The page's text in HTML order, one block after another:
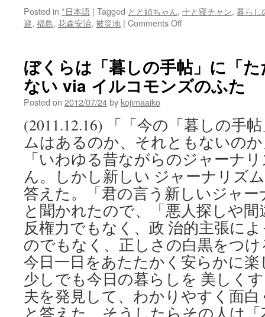
Posted in *日本語 | Tagged とと姉ちゃん, 十と寝チャン, 暮らし
避, 福島, 花森安治, 被災地 | Comments Offon
姉
ち
ゃ
ん』
戦
メ
ッ
セ
ー
ジ
封
印
の
一
方
で
モ
デ
ル
「暮
し
ぼくらは「暮しの手帖」に「
ない via イルコモンズのふた
Posted on 2012/07/24by kojimaaiko
(2011.12.16) 「「今の「暮しの手
ムはあるのか、それともないの
「いわゆる昔ながらのジャーナ
ん。しかし新しい ジャーナリズ
答えた。「君の言う新しいジャ
と聞かれたので、「悪人探しや
反権力でもなく、政 治的主張に
のでもなく、正しさの白黒をつ
今日一日をあたたかく安らかに
少しでも今日の暮らしを 美しく
夫を発見して、わかりやすく面
と答えた。そうしたらその人は